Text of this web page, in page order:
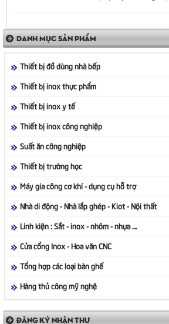
DANH MỤC SẢN PHẨM
Thiết bị đồ dùng nhà bếp
Thiết bị inox thực phẩm
Thiết bị inox y tế
Thiết bị inox công nghiệp
Suất ăn công nghiệp
Thiết bị trường học
Máy gia công cơ khí - dụng cụ hỗ trợ
Nhà di động - Nhà lắp ghép - Kiot - Nội thất
Linh kiện : Sắt - inox - nhôm - nhựa ....
Cửa cổng Inox - Hoa văn CNC
Tổng hợp các loại bàn ghế
Hàng thủ công mỹ nghệ
ĐĂNG KÝ NHẬN THƯ